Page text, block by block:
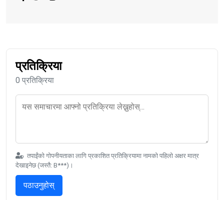
प्रतिक्रिया
0 प्रतिक्रिया
तपाईंको गोपनीयताका लागि प्रकाशित प्रतिक्रियामा नामको पहिलो अक्षर मात्र
देखाइनेछ (जस्तै: B***)।
पठाउनुहोस्